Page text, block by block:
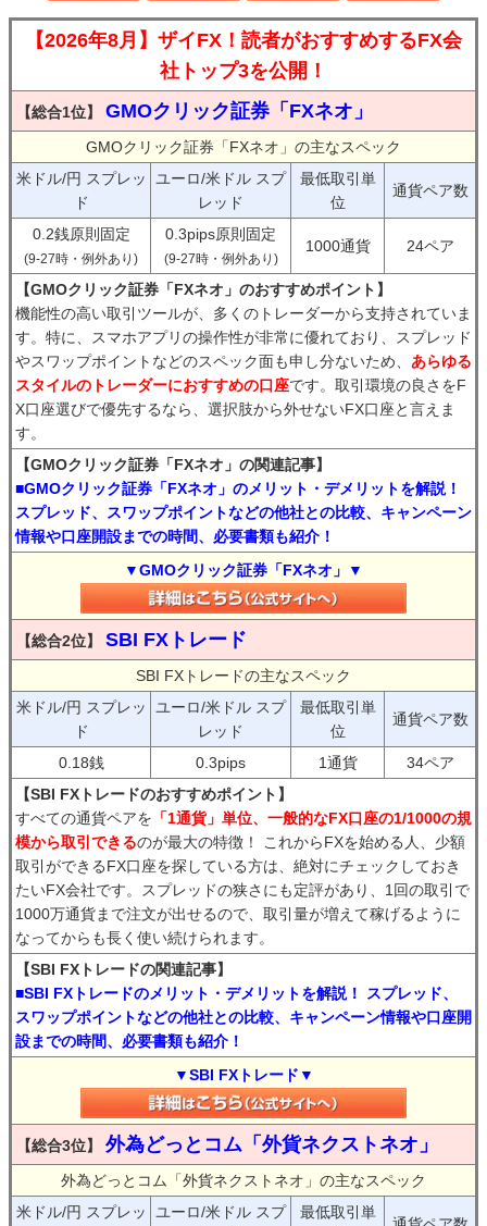
【2026年8月】ザイFX！読者がおすすめするFX会
社トップ3を公開！
【総合1位】 GMOクリック証券「FXネオ」
GMOクリック証券「FXネオ」の主なスペック
米ドル/円 スプレッ
ド
ユーロ/米ドル スプ
レッド
最低取引単
位
通貨ペア数
0.2銭原則固定
(9-27時・例外あり)
0.3pips原則固定
(9-27時・例外あり)
1000通貨 24ペア
【GMOクリック証券「FXネオ」のおすすめポイント】
機能性の高い取引ツールが、多くのトレーダーから支持されていま
す。特に、スマホアプリの操作性が非常に優れており、スプレッド
やスワップポイントなどのスペック面も申し分ないため、 あらゆる
スタイルのトレーダーにおすすめの口座です。取引環境の良さをF
X口座選びで優先するなら、選択肢から外せないFX口座と言えま
す。
【GMOクリック証券「FXネオ」の関連記事】
■GMOクリック証券「FXネオ」のメリット・デメリットを解説！
スプレッド、スワップポイントなどの他社との比較、キャンペーン
情報や口座開設までの時間、必要書類も紹介！
▼GMOクリック証券「FXネオ」▼
【総合2位】 SBI FXトレード
SBI FXトレードの主なスペック
米ドル/円 スプレッ
ド
ユーロ/米ドル スプ
レッド
最低取引単
位
通貨ペア数
0.18銭 0.3pips 1通貨
34ペア
【SBI FXトレードのおすすめポイント】
すべての通貨ペアを 「1通貨」単位、一般的なFX口座の1/1000の規
模から取引できるのが最大の特徴！ これからFXを始める人、少額
取引ができるFX口座を探している方は、絶対にチェックしておき
たいFX会社です。スプレッドの狭さにも定評があり、1回の取引で
1000万通貨まで注文が出せるので、取引量が増えて稼げるように
なってからも長く使い続けられます。
【SBI FXトレードの関連記事】
■SBI FXトレードのメリット・デメリットを解説！ スプレッド、
スワップポイントなどの他社との比較、キャンペーン情報や口座開
設までの時間、必要書類も紹介！
▼SBI FXトレード▼
【総合3位】 外為どっとコム「外貨ネクストネオ」
外為どっとコム「外貨ネクストネオ」の主なスペック
米ドル/円 スプレッ
ユーロ/米ドル スプ
最低取引単